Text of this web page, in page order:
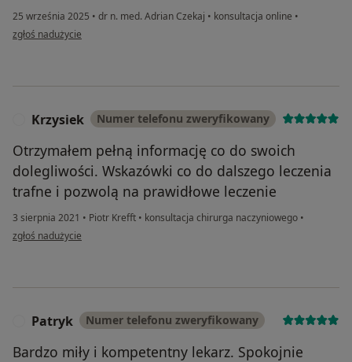
25 września 2025 • dr n. med. Adrian Czekaj • konsultacja online •
w opinii użytkownika Pacjent
zgłoś nadużycie
Krzysiek Numer telefonu zweryfikowany
Otrzymałem pełną informację co do swoich
dolegliwości. Wskazówki co do dalszego leczenia
trafne i pozwolą na prawidłowe leczenie
3 sierpnia 2021 • Piotr Krefft • konsultacja chirurga naczyniowego •
w opinii użytkownika Krzysiek
zgłoś nadużycie
Patryk Numer telefonu zweryfikowany
Bardzo miły i kompetentny lekarz. Spokojnie